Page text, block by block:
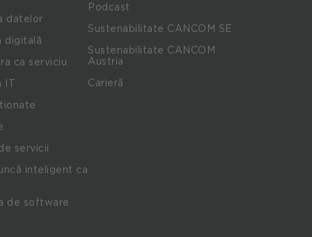
datelor
digitală
ca serviciu
IT
servicii
inteligent ca
de software
Podcast
Sustenabilitate CANCOM SE
Sustenabilitate CANCOM
Austria
Carieră